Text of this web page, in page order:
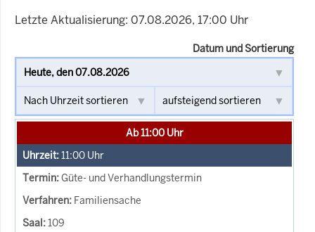
Letzte Aktualisierung: 07.08.2026, 17:00 Uhr
Datum und Sortierung
Ab 11:00 Uhr
11:00 Uhr
Güte- und Verhandlungstermin
Familiensache
109